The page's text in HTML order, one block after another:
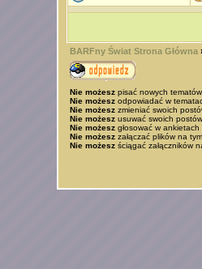
BARFny Świat Strona Główna
Nie możeszpisać nowych tematów
Nie możeszodpowiadać w
Nie możeszzmieniać swoich
Nie możeszusuwać swoich postów
Nie możeszgłosować w ankietach
Nie możeszzałączać plików na
Nie możeszściągać załączników